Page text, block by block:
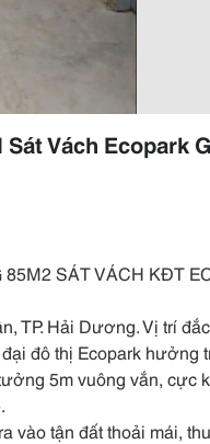
Vách Ecopark
SÁT VÁCH KĐT
TP. Hải Dương. Vị trí
đô thị Ecopark hưởng
5m vuông vắn, cực
vào tận đất thoải mái,